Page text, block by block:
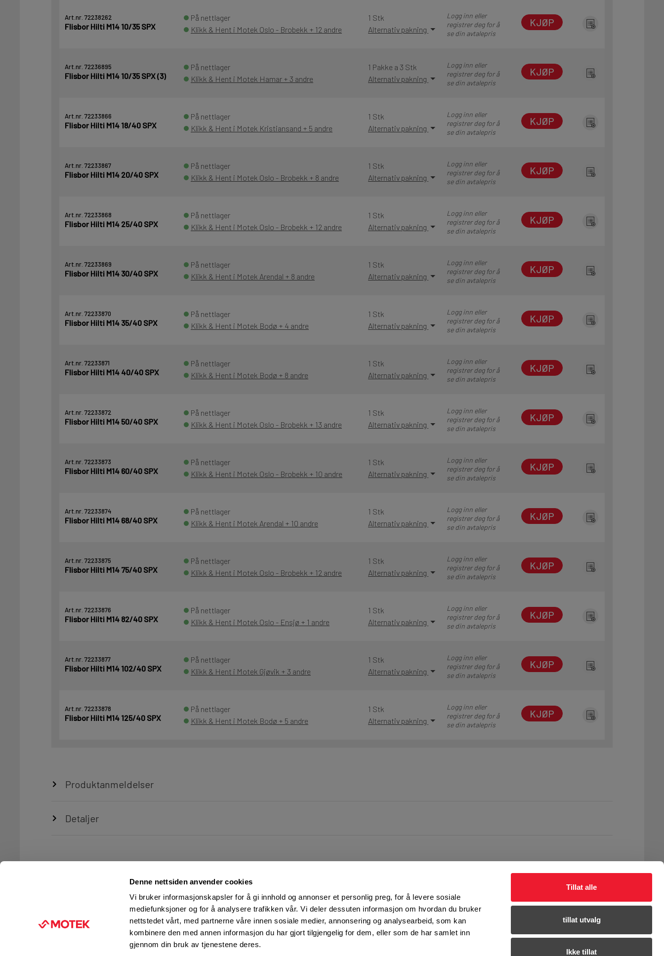
Denne nettsiden anvender cookies
Vi bruker informasjonskapsler for å gi innhold og annonser et personlig preg, for å levere sosiale
mediefunksjoner og for å analysere trafikken vår. Vi deler dessuten informasjon om hvordan du bruker
nettstedet vårt, med partnerne våre innen sosiale medier, annonsering og analysearbeid, som kan
kombinere den med annen informasjon du har gjort tilgjengelig for dem, eller som de har samlet inn
gjennom din bruk av tjenestene deres.
Tillat alle
tillat utvalg
Ikke tillat
Art.nr. 72238262
Flisbor Hilti M14 10/35 SPX
På nettlager
Klikk & Hent i Motek Oslo - Brobekk + 12 andre
1 Stk
Alternativ pakning
Logg inn eller
registrer deg for å
se din avtalepris
KJØP
Art.nr. 72236895
Flisbor Hilti M14 10/35 SPX (3)
På nettlager
Klikk & Hent i Motek Hamar + 3 andre
1 Pakke a 3 Stk
Alternativ pakning
Logg inn eller
registrer deg for å
se din avtalepris
KJØP
Art.nr. 72233866
Flisbor Hilti M14 18/40 SPX
På nettlager
Klikk & Hent i Motek Kristiansand + 5 andre
1 Stk
Alternativ pakning
Logg inn eller
registrer deg for å
se din avtalepris
KJØP
Art.nr. 72233867
Flisbor Hilti M14 20/40 SPX
På nettlager
Klikk & Hent i Motek Oslo - Brobekk + 8 andre
1 Stk
Alternativ pakning
Logg inn eller
registrer deg for å
se din avtalepris
KJØP
Art.nr. 72233868
Flisbor Hilti M14 25/40 SPX
På nettlager
Klikk & Hent i Motek Oslo - Brobekk + 12 andre
1 Stk
Alternativ pakning
Logg inn eller
registrer deg for å
se din avtalepris
KJØP
Art.nr. 72233869
Flisbor Hilti M14 30/40 SPX
På nettlager
Klikk & Hent i Motek Arendal + 8 andre
1 Stk
Alternativ pakning
Logg inn eller
registrer deg for å
se din avtalepris
KJØP
Art.nr. 72233870
Flisbor Hilti M14 35/40 SPX
På nettlager
Klikk & Hent i Motek Bodø + 4 andre
1 Stk
Alternativ pakning
Logg inn eller
registrer deg for å
se din avtalepris
KJØP
Art.nr. 72233871
Flisbor Hilti M14 40/40 SPX
På nettlager
Klikk & Hent i Motek Bodø + 8 andre
1 Stk
Alternativ pakning
Logg inn eller
registrer deg for å
se din avtalepris
KJØP
Art.nr. 72233872
Flisbor Hilti M14 50/40 SPX
På nettlager
Klikk & Hent i Motek Oslo - Brobekk + 13 andre
1 Stk
Alternativ pakning
Logg inn eller
registrer deg for å
se din avtalepris
KJØP
Art.nr. 72233873
Flisbor Hilti M14 60/40 SPX
På nettlager
Klikk & Hent i Motek Oslo - Brobekk + 10 andre
1 Stk
Alternativ pakning
Logg inn eller
registrer deg for å
se din avtalepris
KJØP
Art.nr. 72233874
Flisbor Hilti M14 68/40 SPX
På nettlager
Klikk & Hent i Motek Arendal + 10 andre
1 Stk
Alternativ pakning
Logg inn eller
registrer deg for å
se din avtalepris
KJØP
Art.nr. 72233875
Flisbor Hilti M14 75/40 SPX
På nettlager
Klikk & Hent i Motek Oslo - Brobekk + 12 andre
1 Stk
Alternativ pakning
Logg inn eller
registrer deg for å
se din avtalepris
KJØP
Art.nr. 72233876
Flisbor Hilti M14 82/40 SPX
På nettlager
Klikk & Hent i Motek Oslo - Ensjø + 1 andre
1 Stk
Alternativ pakning
Logg inn eller
registrer deg for å
se din avtalepris
KJØP
Art.nr. 72233877
Flisbor Hilti M14 102/40 SPX
På nettlager
Klikk & Hent i Motek Gjøvik + 3 andre
1 Stk
Alternativ pakning
Logg inn eller
registrer deg for å
se din avtalepris
KJØP
Art.nr. 72233878
Flisbor Hilti M14 125/40 SPX
På nettlager
Klikk & Hent i Motek Bodø + 5 andre
1 Stk
Alternativ pakning
Logg inn eller
registrer deg for å
se din avtalepris
KJØP
Produktanmeldelser
Detaljer
FIRMAINFORMASJON
TJENESTER
Ingeniørtjenester
FØLG OSS PÅ
Facebook
KUNDESERVICE:
Man-Fre: 07:00 - 16:00